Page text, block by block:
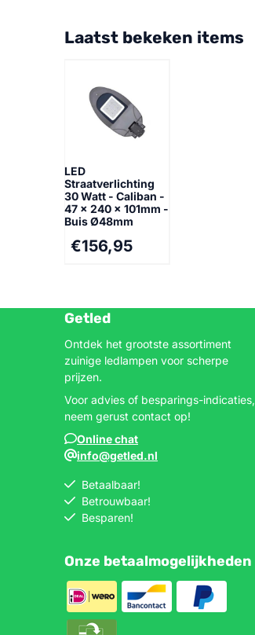
Laatst bekeken items
LED
Straatverlichting
30 Watt - Caliban -
47 x 240 x 101mm -
Buis Ø48mm
€156,95
Getled
Ontdek het grootste assortiment
zuinige ledlampen voor scherpe
prijzen.
Voor advies of besparings-indicaties,
neem gerust contact op!
Online chat
info@getled.nl
Betaalbaar!
Betrouwbaar!
Besparen!
Onze betaalmogelijkheden